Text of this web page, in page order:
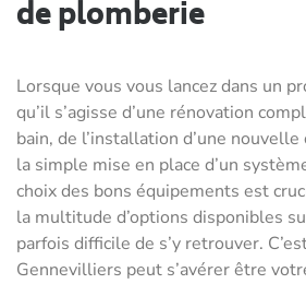
de plomberie
Lorsque vous vous lancez dans un
qu’il s’agisse d’une rénovation
bain, de l’installation d’une
la simple mise en place d’un
choix des bons équipements est
la multitude d’options disponibles
parfois difficile de s’y retrouver.
Gennevilliers peut s’avérer être